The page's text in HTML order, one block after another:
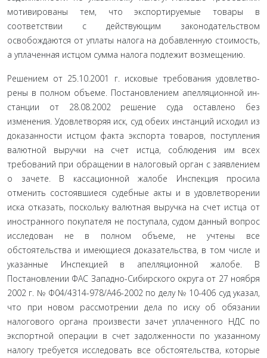
мотивированы тем, что экспортируемые товары в
соответствии с действую­щим законодательством
освобождаются от уплаты налога на добавленную стоимость,
а уплаченная истцом сумма налога подлежит возмещению.
Решением от 25.10.2001 г. исковые требования удовлетво­
рены в полном объеме. Постановлением апелляционной ин­
станции от 28.08.2002 решение суда оставлено без
изменения. Удовлетворяя иск, суд обеих инстанций исходил из
доказан­ности истцом факта экспорта товаров, поступления
валютной выручки на счет истца, соблюдения им всех
требований при обращении в налоговый орган с заявлением
о зачете. В касса­ционной жалобе Инспекция просила
отменить состоявшиеся судебные акты и в удовлетворении
иска отказать, поскольку валютная выручка на счет истца от
иностранного покупателя не поступала, судом данный вопрос
исследован не в полном объеме, не учтены все
обстоятельства и имеющиеся доказа­тельства, в том числе и
указанные Инспекцией в апелляци­онной жалобе. В
Постановлении ФАС Западно-Сибирского округа от 27 ноября
2002 г. № Ф04/4314-978/А46-2002 по делу № 10-406 суд указал,
что при новом рассмотрении дела по иску об обязании
налогового органа произвести зачет уплаченно­го НДС по
экспортной операции в счет задолженности по указанному
налогу требуется исследовать все обстоятельства, которые